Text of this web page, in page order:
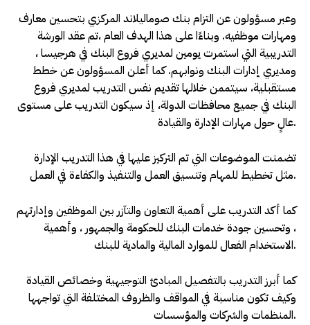
وعبر مسؤولون عن التزام بنك صوماليلاند المركزي بتحسين معارف
ومهارات موظفيه. وبناءًا على هذا الهدف العام ،تم عقد الورشة
التدريبية التي استمرت يومين لمديري فروع البنك في هرجيسا ،
ومديري إدارات البنك ونوابهم. كما أعلن المسؤولون عن خطط
مستقبلية، سيتممن خلالها تقديم نفس التدريب لمديري فروع
البنك في جميع محافظات الدولة، إذ سيكون التدريب على مستوى
عالٍ حول مهارات الإدارة والقيادة.
تضمنت الموضوعات التي تم التركيز عليها في هذا التدريب الإدارة
مثل تخطيط للمهام وتنسيق العمل والتنفيذ والكفاءة في العمل.
كما أكد التدريب على أهمية التعاون والتآزر بين الموظفين وإدارتهم
، وتحسين جودة خدمات البنك للحكومة والجمهور ، وأهمية
الاستخدام الفعال للموارد المالية والمادية للبنك.
كما أبرز التدريب بالتفصيل المبادئ التوجيهية وخصائص القيادة
وكيف تكون مناسبة في المواقف والظروف المختلفة التي تواجهها
المنظمات والشركات والمؤسسات.